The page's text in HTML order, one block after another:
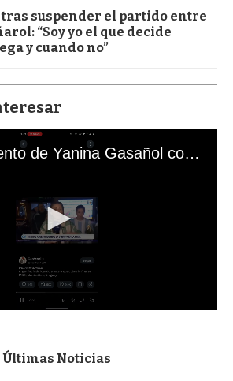
tras suspender el partido entre
“Soy yo el que decide
y cuando no”
El mal momento de Yanina Gasañol con un hincha argentino en "Subrayado"
Últimas Noticias